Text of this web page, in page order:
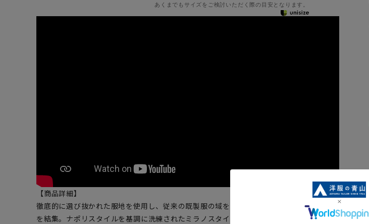
あくまでもサイズをご検討いただく際の目安となります。
【商品詳細】
徹底的に選び抜かれた服地を使用し、従来の既製服の域を超えたハンドメイドの縫製技術
を結集。ナポリスタイルを基調に洗練されたミラノスタイルを融合させ、日本のビジネス